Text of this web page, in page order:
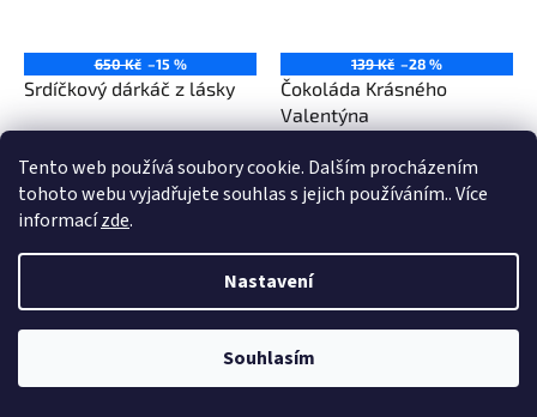
Tento web používá soubory cookie. Dalším procházením
tohoto webu vyjadřujete souhlas s jejich používáním.. Více
informacízde.
Nastavení
Souhlasím
650 Kč –15 %
Srdíčkový dárkáč z lásky
549 Kč
Do košíku
139 Kč –28 %
Čokoláda Krásného
Valentýna
99 Kč